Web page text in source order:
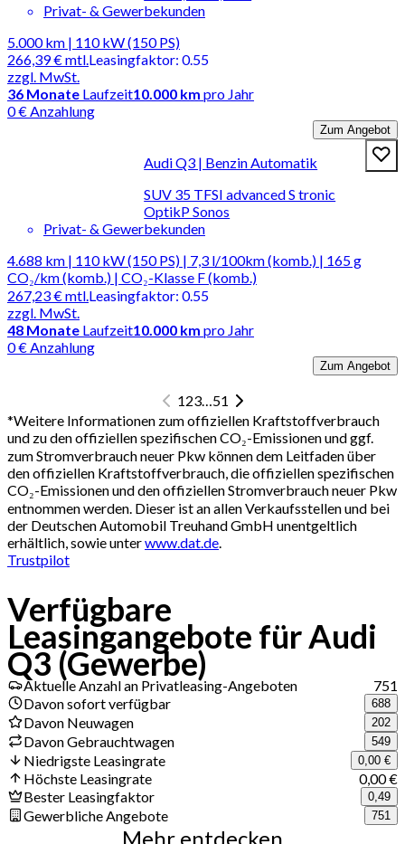
Privat- & Gewerbekunden
5.000 km | 110 kW (150 PS)
266,39 €mtl.
zzgl. MwSt.
Leasingfaktor: 0.55
36 Monate Laufzeit10.000 km pro Jahr
0 € Anzahlung
Zum Angebot
Audi Q3 | Benzin Automatik
SUV 35 TFSI advanced S tronic
OptikP Sonos
Privat- & Gewerbekunden
4.688 km | 110 kW (150 PS) | 7,3 l/100km (komb.) | 165 g
CO₂/km (komb.) | CO₂-Klasse F (komb.)
267,23 €mtl.
zzgl. MwSt.
Leasingfaktor: 0.55
48 Monate Laufzeit10.000 km pro Jahr
0 € Anzahlung
Zum Angebot
123…51
*Weitere Informationen zum offiziellen Kraftstoffverbrauch
und zu den offiziellen spezifischen CO₂-Emissionen und ggf.
zum Stromverbrauch neuer Pkw können dem Leitfaden über
den offiziellen Kraftstoffverbrauch, die offiziellen spezifischen
CO₂-Emissionen und den offiziellen Stromverbrauch neuer Pkw
entnommen werden. Dieser ist an allen Verkaufsstellen und bei
der Deutschen Automobil Treuhand GmbH unentgeltlich
erhältlich, sowie unterwww.dat.de
Trustpilot
Verfügbare
Leasingangebote für Audi
Q3 (Gewerbe)
Aktuelle Anzahl an Privatleasing-Angeboten
751
Davon sofort verfügbar
688
Davon Neuwagen 202
Davon Gebrauchtwagen 549
Niedrigste Leasingrate 0,00 €
Höchste Leasingrate
0,00 €
Bester Leasingfaktor
0,49
Gewerbliche Angebote 751
Mehr entdecken